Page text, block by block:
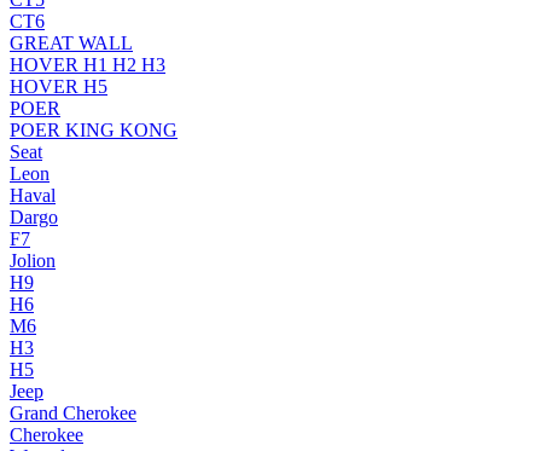
CT6
GREAT WALL
HOVER H1 H2 H3
HOVER H5
POER
POER KING KONG
Seat
Leon
Haval
Dargo
F7
Jolion
H9
H6
M6
H3
H5
Jeep
Grand Cherokee
Cherokee